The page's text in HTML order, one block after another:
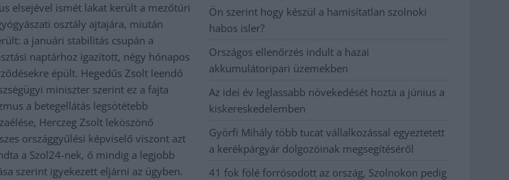
elsejével ismét lakat került a mezőtúri
osztály ajtajára, miután
a januári stabilitás csupán a
naptárhoz igazított, négy hónapos
épült. Hegedűs Zsolt leendő
miniszter szerint ez a fajta
a betegellátás legsötétebb
Herczeg Zsolt leköszönő
országgyűlési képviselő viszont azt
a Szol24-nek, ő mindig a legjobb
szerint igyekezett eljárni az ügyben.
Ön szerint hogy készül a hamisítatlan szolnoki
habos isler?
Országos ellenőrzés indult a hazai
akkumulátoripari üzemekben
Az idei év leglassabb növekedését hozta a június a
kiskereskedelemben
Györfi Mihály több tucat vállalkozással egyeztetett
a kerékpárgyár dolgozóinak megsegítéséről
41 fok fölé forrósodott az ország, Szolnokon pedig